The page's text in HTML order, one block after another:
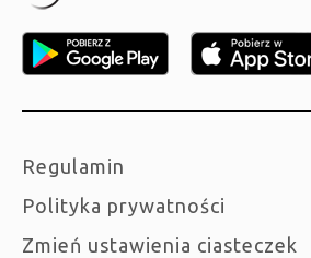
Regulamin
Polityka prywatności
Zmień ustawienia ciasteczek